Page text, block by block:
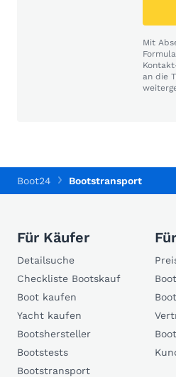
Mit
an die
Boot24 Bootstransport
Für Käufer
Detailsuche
Checkliste Bootskauf
Boot kaufen
Yacht kaufen
Bootshersteller
Bootstests
Bootstransport